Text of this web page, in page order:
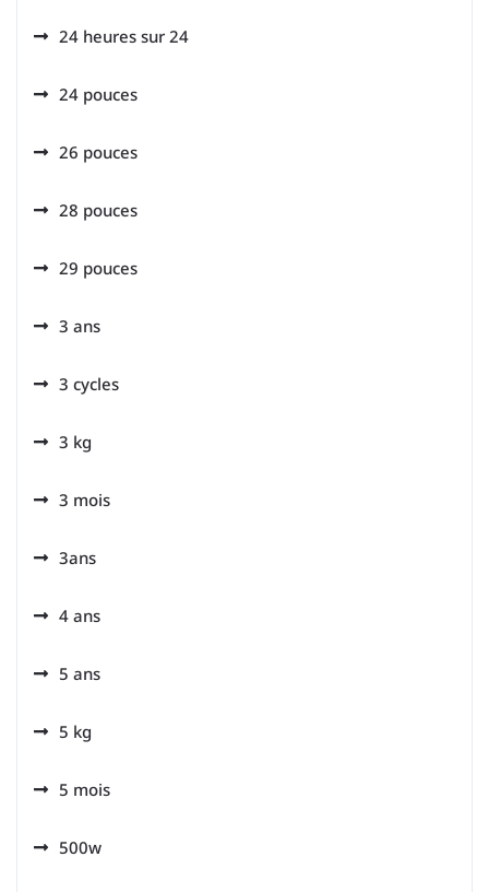
24 heures sur 24
24 pouces
26 pouces
28 pouces
29 pouces
3 ans
3 cycles
3 kg
3 mois
3ans
4 ans
5 ans
5 kg
5 mois
500w